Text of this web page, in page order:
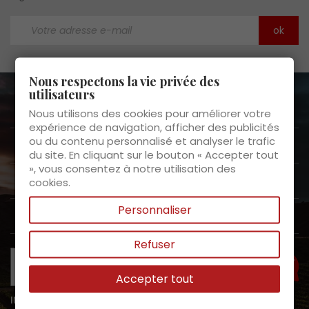
A propos de nous 
Service clients 
Nos produits
INTERDICTION DE VENTE DE BOISSONS ALCOOLIQUES AUX
Assistance?
Nous respectons la vie privée des
utilisateurs
Nous utilisons des cookies pour améliorer votre
expérience de navigation, afficher des publicités
ou du contenu personnalisé et analyser le trafic
du site. En cliquant sur le bouton « Accepter tout
», vous consentez à notre utilisation des
cookies.
Personnaliser
Refuser
Accepter tout